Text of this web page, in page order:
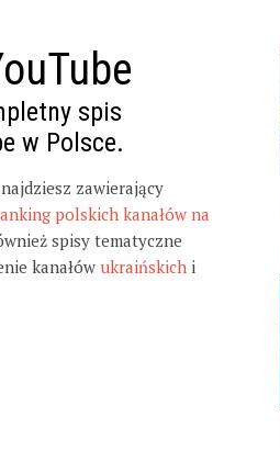
spis
w Polsce.
zawierający
polskich kanałów na
spisy tematyczne
kanałów ukraińskich i